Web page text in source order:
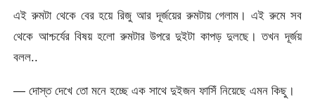
এই রুমটা থেকে বের হয়ে রিজু আর দূর্জয়ের রুমটায় গেলাম। এই রুমে সব
থেকে আশ্চর্যের বিষয় হলো রুমটার উপরে দুইটা কাপড় দুলছে। তখন দূর্জয়
বলল..
— দোস্ত দেখে তো মনে হচ্ছে এক সাথে দুইজন ফাসিঁ নিয়েছে এমন কিছু।